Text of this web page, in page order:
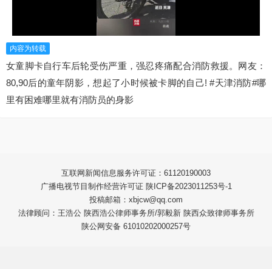
内容为转载
女童脚卡自行车后轮受伤严重，强忍疼痛配合消防救援。网友：
80,90后的童年阴影，想起了小时候被卡脚的自己! #天津消防#哪
里有困难哪里就有消防员的身影
互联网新闻信息服务许可证：61120190003
广播电视节目制作经营许可证 陕ICP备2023011253号-1
投稿邮箱：xbjcw@qq.com
法律顾问：王浩公 陕西浩公律师事务所/郭毅新 陕西众致律师事务所
陕公网安备 61010202000257号